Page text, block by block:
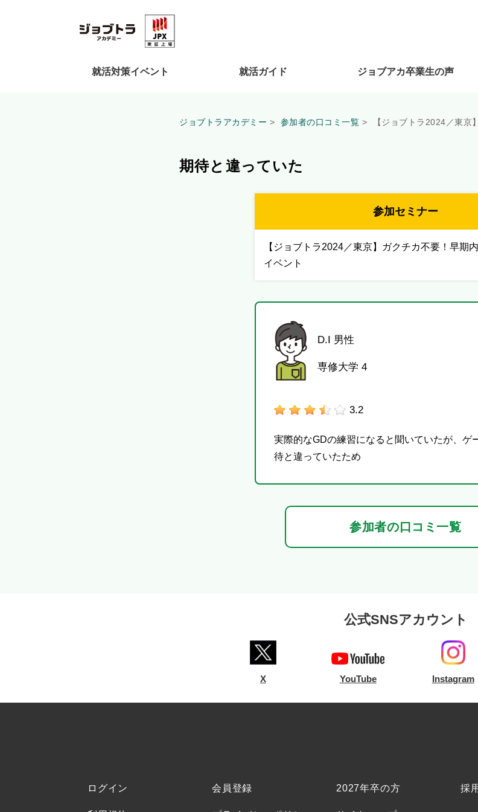
就活対策イベント 就活ガイド ジョブアカ卒業生の声
ジョブトラアカデミー 参加者の口コミ一覧 【ジョブトラ2024／東京
期待と違っていた
参加セミナー
【ジョブトラ2024／東京】ガクチカ不要！早期
イベント
D.I 男性
専修大学 4
3.2
実際的なGDの練習になると聞いていたが、ゲ
待と違っていたため
参加者の口コミ一覧
公式SNSアカウント
X YouTube Instagram
ログイン 会員登録 2027年卒の方 採